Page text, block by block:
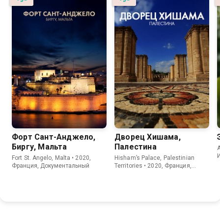
Форт Сант-Анджело,
Биргу, Мальта
Fort St. Angelo, Malta • 2020,
Франция, Документальный
Дворец Хишама,
Палестина
Hisham’s Palace, Palestinian
Territories • 2020, Франция,